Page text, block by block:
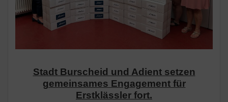
Stadt Burscheid und Adient setzen
gemeinsames Engagement für
Erstklässler fort.